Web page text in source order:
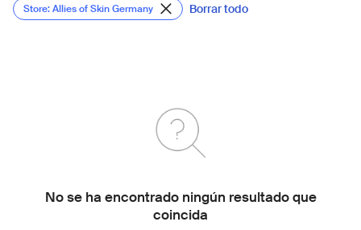
Store: Allies of Skin Germany Borrar todo
No se ha encontrado ningún resultado que
coincida